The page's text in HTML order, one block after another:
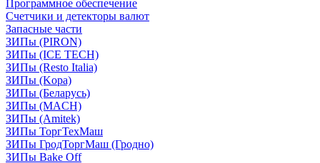
Программное обеспечение
Счетчики и детекторы валют
Запасные части
ЗИПы (PIRON)
ЗИПы (ICE TECH)
ЗИПы (Resto Italia)
ЗИПы (Kopa)
ЗИПы (Беларусь)
ЗИПы (MACH)
ЗИПы (Amitek)
ЗИПы ТоргТехМаш
ЗИПы ГродТоргМаш (Гродно)
ЗИПы Bake Off